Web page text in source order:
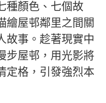
種顏色、七個故
繪屋邨鄰里之間關
故事。趁著現實中
步屋邨，用光影將
定格，引發強烈本